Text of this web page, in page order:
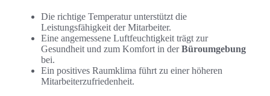
Die richtige Temperatur unterstützt die
Leistungsfähigkeit der Mitarbeiter.
Eine angemessene Luftfeuchtigkeit trägt zur
Gesundheit und zum Komfort in derBüroumgebung
bei.
Ein positives Raumklima führt zu einer höheren
Mitarbeiterzufriedenheit.